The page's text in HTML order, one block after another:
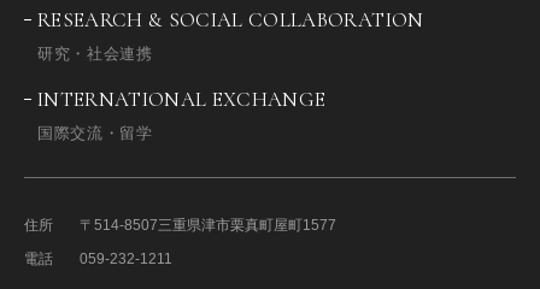
RESEARCH & SOCIAL COLLABORATION
研究・社会連携
INTERNATIONAL EXCHANGE
国際交流・留学
住所 〒514-8507三重県津市栗真町屋町1577
電話
059-232-1211